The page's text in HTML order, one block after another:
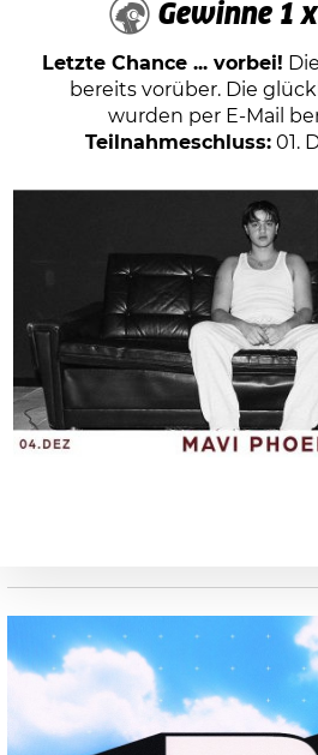
Gewinne 1
Letzte Chance ... vorbei!
bereits vorüber. Die
wurden per E-Mail
Teilnahmeschluss:01.